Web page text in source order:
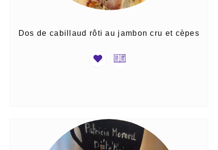
Dos de cabillaud rôti au jambon cru et cèpes